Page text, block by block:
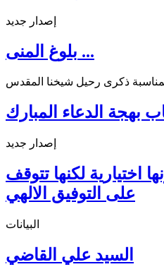
إصدار جديد
بلوغ المنى ...
ذكرى رحيل شيخنا المقدس
بهجة الدعاء المبارك
إصدار جديد
اختيارية لكنها تتوقف
على التوفيق الالهي
البيانات
السيد علي القاضي